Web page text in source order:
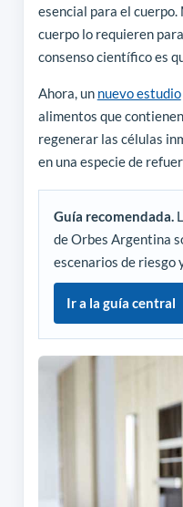
esencial para el
cuerpo lo requieren
consenso científico es
Ahora, un nuevo estudio
alimentos que
regenerar las células
en una especie de
Guía recomendada.
de Orbes Argentina
escenarios de riesgo
Ir a la guía central